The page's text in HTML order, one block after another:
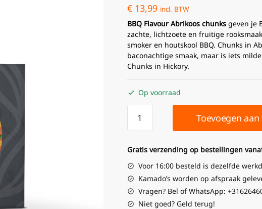
€13,99 incl. BTW
BBQ Flavour Abrikoos chunksgeven je
zachte, lichtzoete en fruitige
smoker en houtskool BBQ. Chunks in
baconachtige smaak, maar is iets
Chunks in Hickory.
Op voorraad
Toevoegen
Gratis verzending op bestellingen
Voor 16:00 besteld is dezelfde
Kamado’s worden op afspraak
Vragen? Bel of WhatsApp:
Niet goed? Geld terug!